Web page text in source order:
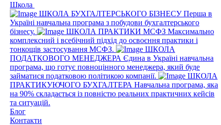
Школа
ШКОЛА БУХГАЛТЕРСЬКОГО БІЗНЕСУПерша в
Україні навчальна програма з побудови бухгалтерського
бізнесу.
ШКОЛА ПРАКТИКИ МСФЗ Максимально
комплексний і всебічний підхід до освоєння практики і
тонкощів застосування МСФЗ.
ШКОЛА
ПОДАТКОВОГО МЕНЕДЖЕРА Єдина в Україні навчальна
програма, що готує повноцінного менеджера, який буде
займатися податковою політикою компанії.
ШКОЛА
ПРАКТИКУЮЧОГО БУХГАЛТЕРА Навчальна програма, яка
на 90% складається із повністю реальних практичних кейсів
та ситуацій.
Блог
Контакти